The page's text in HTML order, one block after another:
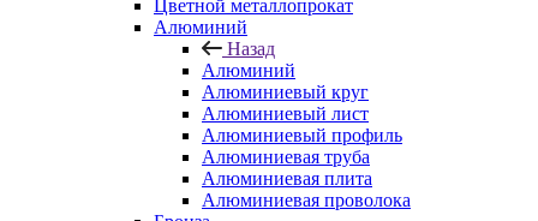
Цветной металлопрокат
Алюминий
Назад
Алюминий
Алюминиевый круг
Алюминиевый лист
Алюминиевый профиль
Алюминиевая труба
Алюминиевая плита
Алюминиевая проволока